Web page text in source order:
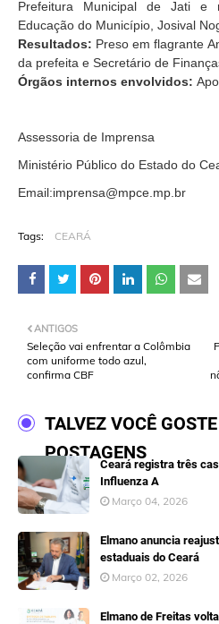
Prefeitura Municipal de Jati
Educação do Município, Josival
Resultados: Preso em flagrante
da prefeita e Secretário de
Órgãos internos envolvidos:
Assessoria de Imprensa
Ministério Público do Estado do
Email:imprensa@mpce.mp.br
Tags: CEARÁ
ANTIGOS
Seleção vai enfrentar a Colômbia
com uniforme todo azul,
confirma CBF
TALVEZ VOCÊ
POSTAGENS
Ceará registra três
Influenza A
Março 04, 2026
Elmano anuncia
estaduais do Ceará
Março 02, 2026
Elmano de Freitas